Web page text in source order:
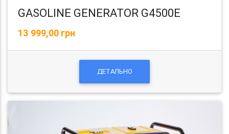
GASOLINE GENERATOR G4500E
13 999,00 грн
ДЕТАЛЬНО